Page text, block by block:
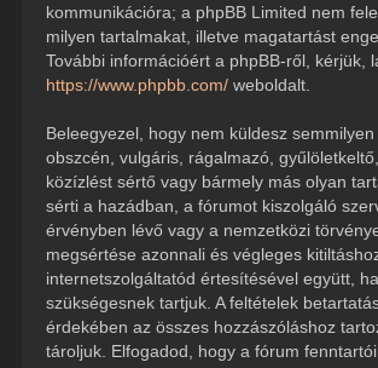
kommunikációra; a phpBB Limited nem
milyen tartalmakat, illetve magatartást
További információért a phpBB-ről, kérjük,
https://www.phpbb.com/weboldalt.
Beleegyezel, hogy nem küldesz semmilyen
obszcén, vulgáris, rágalmazó,
közízlést sértő vagy bármely más olyan
sérti a hazádban, a fórumot kiszolgáló
érvényben lévő vagy a nemzetközi
megsértése azonnali és végleges
internetszolgáltatód értesítésével együtt,
szükségesnek tartjuk. A feltételek
érdekében az összes hozzászóláshoz
tároljuk. Elfogadod, hogy a fórum